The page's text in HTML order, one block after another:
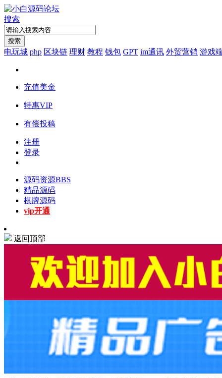
搜索
搜索
电玩城 php 区块链 理财 教程 钱包 GPT im通讯 外贸营销 游戏
充值美金
特惠VIP
有偿投稿
注册
登录
源码资源BBS
精品源码
棋牌源码
vip开通
返回顶部